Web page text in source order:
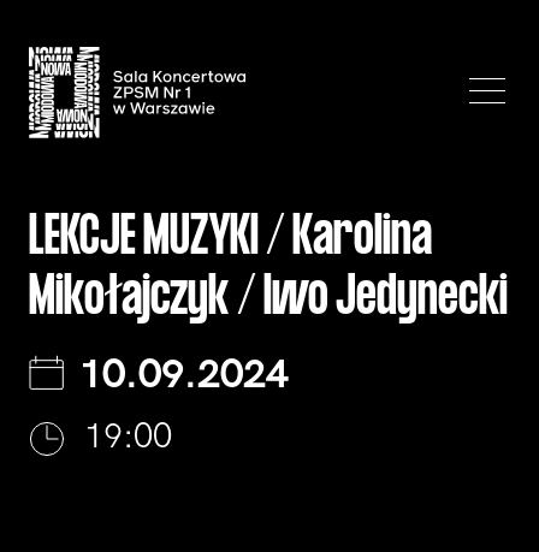
LEKCJE MUZYKI / Karolina
Mikołajczyk / Iwo Jedynecki
10.09.2024
19:00